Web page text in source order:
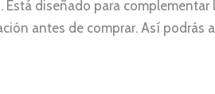
diseñado para
antes de comprar. Así podrás